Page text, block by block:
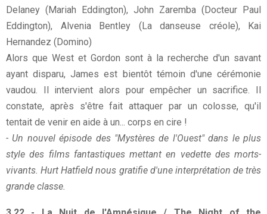
Delaney (Mariah Eddington), John Zaremba (Docteur Paul
Eddington), Alvenia Bentley (La danseuse créole), Kai
Hernandez (Domino)
Alors que West et Gordon sont à la recherche d'un savant
ayant disparu, James est bientôt témoin d'une cérémonie
vaudou. Il intervient alors pour empêcher un sacrifice. Il
constate, après s'être fait attaquer par un colosse, qu'il
tentait de venir en aide à un... corps en cire !
- Un nouvel épisode des "Mystères de l'Ouest" dans le plus
style des films fantastiques mettant en vedette des morts-
vivants. Hurt Hatfield nous gratifie d'une interprétation de très
grande classe.